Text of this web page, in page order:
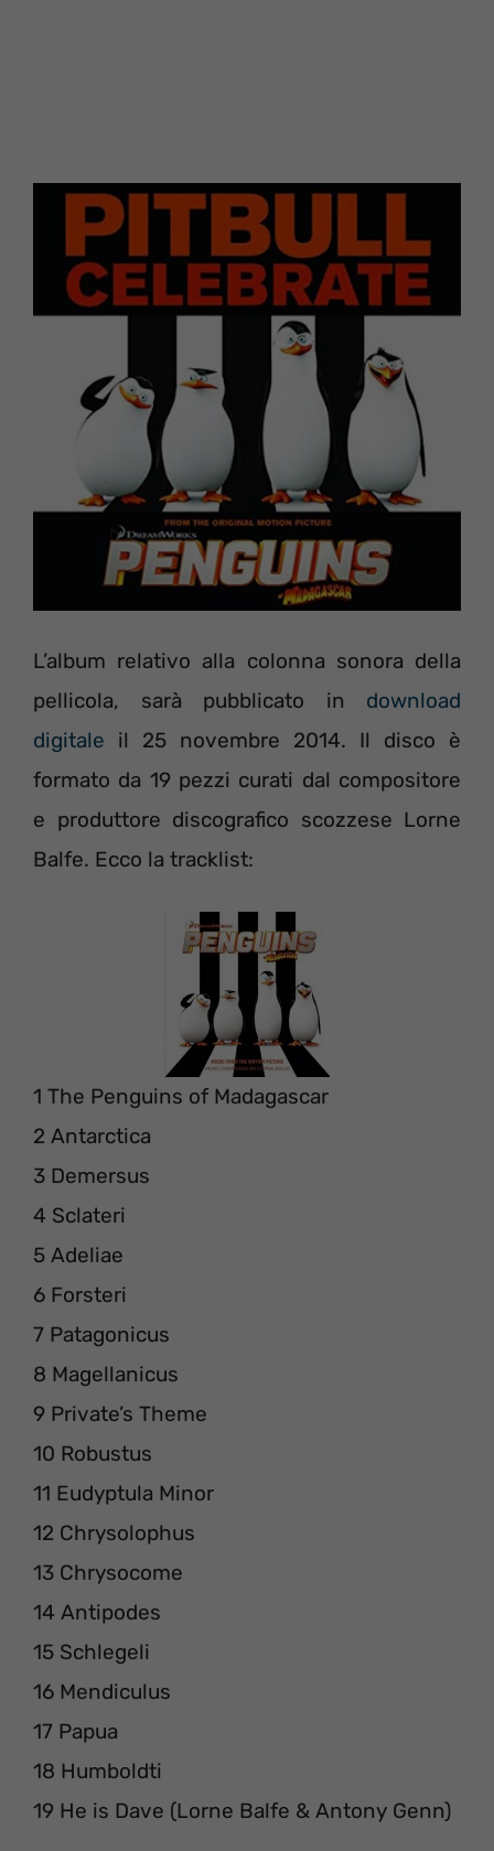
L’album relativo alla colonna sonora della
pellicola, sarà pubblicato in download
digitale il 25 novembre 2014. Il disco è
formato da 19 pezzi curati dal compositore
e produttore discografico scozzese Lorne
Balfe. Ecco la tracklist:
1 The Penguins of Madagascar
2 Antarctica
3 Demersus
4 Sclateri
5 Adeliae
6 Forsteri
7 Patagonicus
8 Magellanicus
9 Private’s Theme
10 Robustus
11 Eudyptula Minor
12 Chrysolophus
13 Chrysocome
14 Antipodes
15 Schlegeli
16 Mendiculus
17 Papua
18 Humboldti
19 He is Dave (Lorne Balfe & Antony Genn)